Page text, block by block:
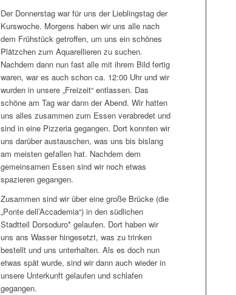
Der Donnerstag war für uns der Lieblingstag der
Kurswoche. Morgens haben wir uns alle nach
dem Frühstück getroffen, um uns ein schönes
Plätzchen zum Aquarellieren zu suchen.
Nachdem dann nun fast alle mit ihrem Bild fertig
waren, war es auch schon ca. 12:00 Uhr und wir
wurden in unsere „Freizeit“ entlassen. Das
schöne am Tag war dann der Abend. Wir hatten
uns alles zusammen zum Essen verabredet und
sind in eine Pizzeria gegangen. Dort konnten wir
uns darüber austauschen, was uns bis bislang
am meisten gefallen hat. Nachdem dem
gemeinsamen Essen sind wir noch etwas
spazieren gegangen.
Zusammen sind wir über eine große Brücke (die
„Ponte dell’Accademia“) in den südlichen
Stadtteil Dorsoduro* gelaufen. Dort haben wir
uns ans Wasser hingesetzt, was zu trinken
bestellt und uns unterhalten. Als es doch nun
etwas spät wurde, sind wir dann auch wieder in
unsere Unterkunft gelaufen und schlafen
gegangen.